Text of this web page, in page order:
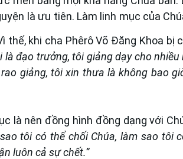
là ưu tiên. Làm linh mục của
thế, khi cha Phêrô Võ Đăng Khoa bị
là đạo trưởng, tôi giảng dạy cho nhiều
giảng, tôi xin thưa là không bao
là nên đồng hình đồng dạng với
tôi có thể chối Chúa, làm sao tôi
luôn cả sự chết.”